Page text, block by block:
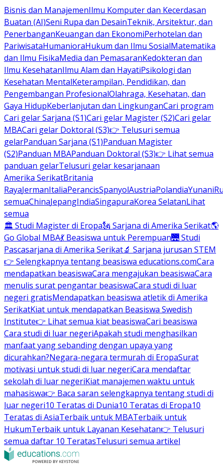
Bisnis dan ManajemenIlmu Komputer dan Kecerdasan
Buatan (AI)Seni Rupa dan DesainTeknik, Arsitektur, dan
PenerbanganKeuangan dan EkonomiPerhotelan dan
PariwisataHumanioraHukum dan Ilmu SosialMatematika
dan Ilmu FisikaMedia dan PemasaranKedokteran dan
Ilmu KesehatanIlmu Alam dan HayatiPsikologi dan
Kesehatan MentalKeterampilan, Pendidikan, dan
Pengembangan ProfesionalOlahraga, Kesehatan, dan
Gaya HidupKeberlanjutan dan LingkunganCari program
Cari gelar Sarjana (S1)Cari gelar Magister (S2)Cari gelar
MBACari gelar Doktoral (S3)👉 Telusuri semua
gelarPanduan Sarjana (S1)Panduan Magister
(S2)Panduan MBAPanduan Doktoral (S3)👉 Lihat semua
panduan gelarTelusuri gelar kesarjanaan
Amerika SerikatBritania
RayaJermanItaliaPerancisSpanyolAustriaPolandiaYunani
semuaChinaJepangIndiaSingapuraKorea SelatanLihat
semua
🏛 Studi Magister di Eropa🗽 Sarjana di Amerika Serikat🌎
Go Global MBA💃 Beasiswa untuk Perempuan🌉 Studi
Pascasarjana di Amerika Serikat🔬 Sarjana jurusan STEM
👉 Selengkapnya tentang beasiswa educations.comCara
mendapatkan beasiswaCara mengajukan beasiswaCara
menulis surat pengantar beasiswaCara studi di luar
negeri gratisMendapatkan beasiswa atletik di Amerika
SerikatKiat untuk mendapatkan Beasiswa Swedish
Institute👉 Lihat semua kiat beasiswaCari beasiswa
Cara studi di luar negeriApakah studi menghasilkan
manfaat yang sebanding dengan upaya yang
dicurahkan?Negara-negara termurah di EropaSurat
motivasi untuk studi di luar negeriCara mendaftar
sekolah di luar negeriKiat manajemen waktu untuk
mahasiswa👉 Baca saran selengkapnya tentang studi di
luar negeri10 Teratas di Dunia10 Teratas di Eropa10
Teratas di AsiaTerbaik untuk MBATerbaik untuk
HukumTerbaik untuk Layanan Kesehatan👉 Telusuri
semua daftar 10 TeratasTelusuri semua artikel